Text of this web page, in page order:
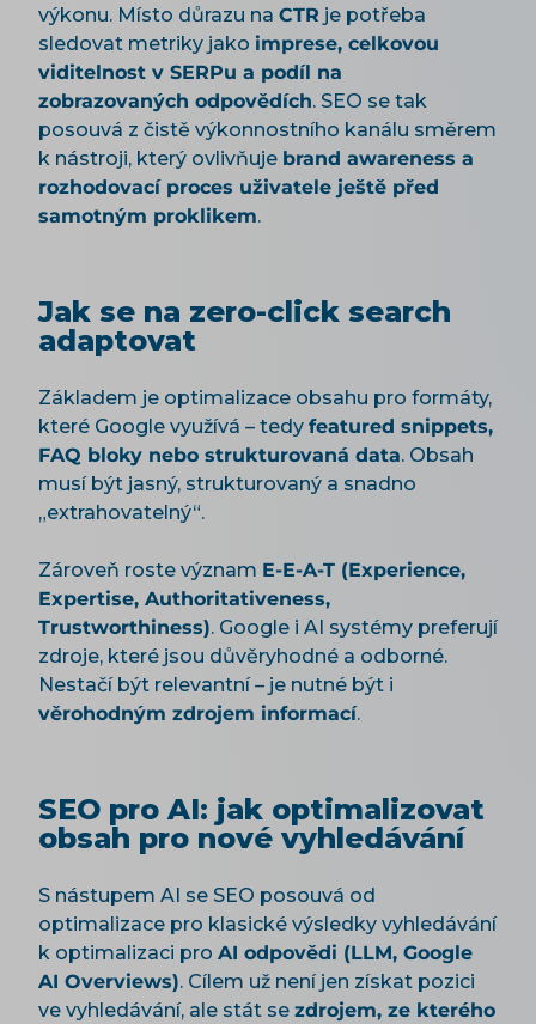
výkonu. Místo důrazu na CTR je potřeba
sledovat metriky jako imprese, celkovou
viditelnost v SERPu a podíl na
zobrazovaných odpovědích. SEO se tak
posouvá z čistě výkonnostního kanálu směrem
k nástroji, který ovlivňuje brand awareness a
rozhodovací proces uživatele ještě před
samotným proklikem.
Jak se na zero-click search
adaptovat
Základem je optimalizace obsahu pro formáty,
které Google využívá – tedy featured snippets,
FAQ bloky nebo strukturovaná data. Obsah
musí být jasný, strukturovaný a snadno
„extrahovatelný“.
Zároveň roste význam E-E-A-T (Experience,
Expertise, Authoritativeness,
Trustworthiness). Google i AI systémy preferují
zdroje, které jsou důvěryhodné a odborné.
Nestačí být relevantní – je nutné být i
věrohodným zdrojem informací.
SEO pro AI: jak optimalizovat
obsah pro nové vyhledávání
S nástupem AI se SEO posouvá od
optimalizace pro klasické výsledky vyhledávání
k optimalizaci pro AI odpovědi (LLM, Google
AI Overviews). Cílem už není jen získat pozici
ve vyhledávání, ale stát se zdrojem, ze kterého